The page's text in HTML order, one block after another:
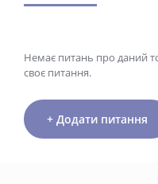
Немає питань про даний
своє питання.
+ Додати питання